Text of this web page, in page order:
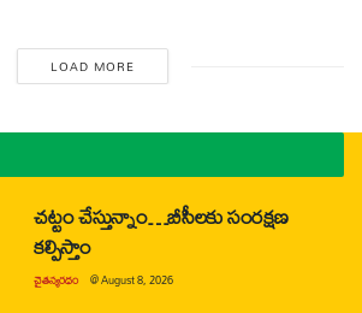
LOAD MORE
చట్టం చేస్తున్నాం…బీసీలకు సంరక్షణ
కల్పిస్తాం
చైతన్యరధం @August 8, 2026